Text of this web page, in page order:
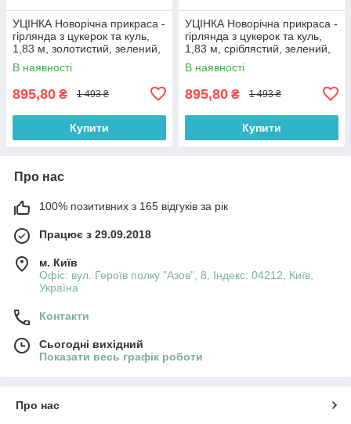
УЦІНКА Новорічна прикраса -
гірлянда з цукерок та куль,
1,83 м, золотистий, зелений,
пластик (110070-2)
В наявності
895,80 ₴ 1 493 ₴
Купити
УЦІНКА Новорічна прикраса -
гірлянда з цукерок та куль,
1,83 м, сріблястий, зелений,
пластик (110070-1)
В наявності
895,80 ₴ 1 493 ₴
Купити
Про нас
100% позитивних з 165 відгуків за рік
Працює з 29.09.2018
м. Київ
Офіс: вул. Героїв полку "Азов", 8, Індекс: 04212, Київ,
Україна
Контакти
Сьогодні вихідний
Показати весь графік роботи
Про нас